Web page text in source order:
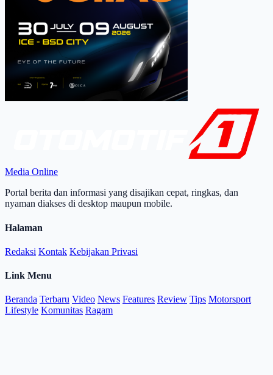
Media Online
Portal berita dan informasi yang disajikan cepat, ringkas, dan
nyaman diakses di desktop maupun mobile.
Halaman
Redaksi Kontak Kebijakan Privasi
Link Menu
Beranda Terbaru Video News Features Review Tips Motorsport
Lifestyle Komunitas Ragam